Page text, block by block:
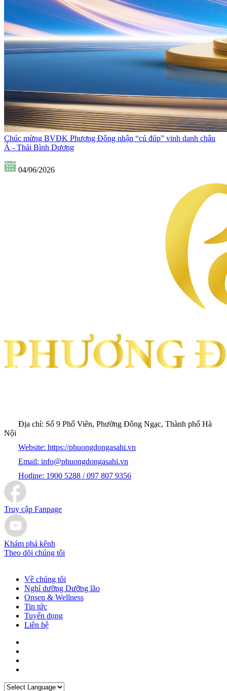
Chúc mừng BVĐK Phương Đông nhận “cú đúp” vinh danh châu
Á - Thái Bình Dương
04/06/2026
Địa chỉ: Số 9 Phố Viên, Phường Đông Ngạc, Thành phố Hà
Nội
Website: https://phuongdongasahi.vn
Email: info@phuongdongasahi.vn
Hotline: 1900 5288 / 097 807 9356
Truy cập Fanpage
Khám phá kênh
Theo dõi chúng tôi
Về chúng tôi
Nghỉ dưỡng Dưỡng lão
Onsen & Wellness
Tin tức
Tuyển dụng
Liên hệ